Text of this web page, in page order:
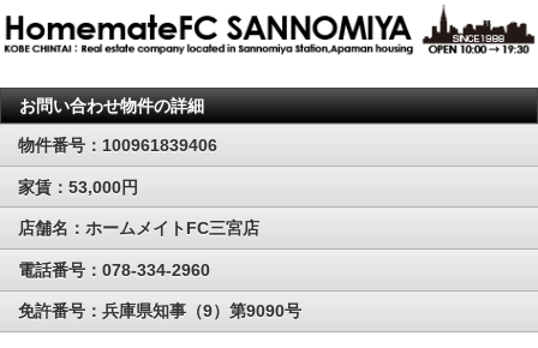
お問い合わせ物件の詳細
物件番号：100961839406
家賃：53,000円
店舗名：ホームメイトFC三宮店
電話番号：078-334-2960
免許番号：兵庫県知事（9）第9090号